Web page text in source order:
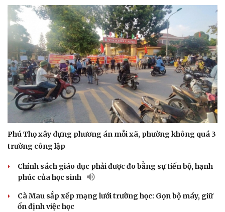
Thể thao
Bóng đá
Lịch thi đấu bóng đá
Thế giới thể thao
Hậu trường
Ô tô - Xe máy
Ô tô
Xe máy
Tư vấn
Phú Thọ xây dựng phương án mỗi xã, phường không quá 3
trường công lập
Chính sách giáo dục phải được đo bằng sự tiến bộ, hạnh
phúc của học sinh
Cà Mau sắp xếp mạng lưới trường học: Gọn bộ máy, giữ
ổn định việc học